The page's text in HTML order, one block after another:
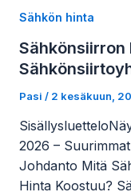
Sähkön hinta
Sähkönsiirron
Pasi / 2 kesäkuun,
2026 –
Johdanto Mitä
Hinta Koostuu?